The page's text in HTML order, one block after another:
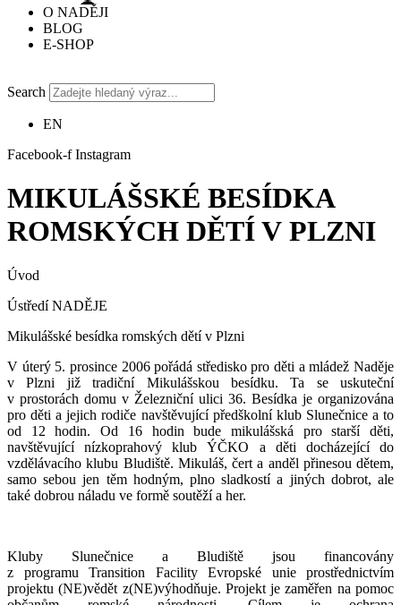
O NADĚJI
BLOG
E-SHOP
Search
EN
Facebook-f Instagram
MIKULÁŠSKÉ BESÍDKA
ROMSKÝCH DĚTÍ V PLZNI
Úvod
Ústředí NADĚJE
Mikulášské besídka romských dětí v Plzni
V úterý 5. prosince 2006 pořádá středisko pro děti a mládež Naděje
v Plzni již tradiční Mikulášskou besídku. Ta se uskuteční
v prostorách domu v Železniční ulici 36. Besídka je organizována
pro děti a jejich rodiče navštěvující předškolní klub Slunečnice a to
od 12 hodin. Od 16 hodin bude mikulášská pro starší děti,
navštěvující nízkoprahový klub ÝČKO a děti docházející do
vzdělávacího klubu Bludiště. Mikuláš, čert a anděl přinesou dětem,
samo sebou jen těm hodným, plno sladkostí a jiných dobrot, ale
také dobrou náladu ve formě soutěží a her.
Kluby Slunečnice a Bludiště jsou financovány
z programu Transition Facility Evropské unie prostřednictvím
projektu (NE)vědět z(NE)výhodňuje. Projekt je zaměřen na pomoc